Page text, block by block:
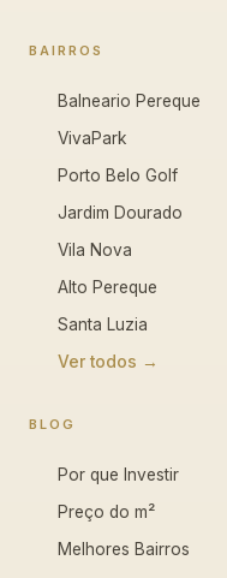
BAIRROS
Balneario Pereque
VivaPark
Porto Belo Golf
Jardim Dourado
Vila Nova
Alto Pereque
Santa Luzia
Ver todos →
BLOG
Por que Investir
Preço do m²
Melhores Bairros